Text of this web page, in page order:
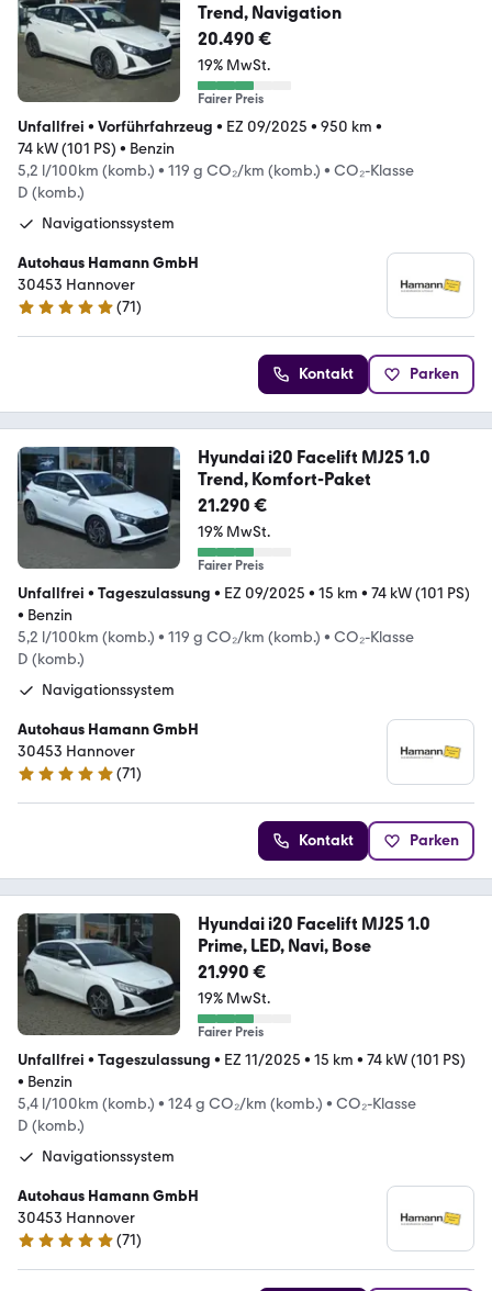
Trend, Navigation
20.490 €
19% MwSt.
Fairer Preis
Unfallfrei • Vorführfahrzeug • EZ 09/2025 • 950 km •
74 kW (101 PS) • Benzin
5,2 l/100km (komb.) • 119 g CO₂/km (komb.) • CO₂-Klasse
D (komb.)
Navigationssystem
Autohaus Hamann GmbH
30453 Hannover
5 Sterne
(71)
Kontakt Parken
Hyundai i20 Facelift MJ25 1.0
Trend, Komfort-Paket
21.290 €
19% MwSt.
Fairer Preis
Unfallfrei • Tageszulassung • EZ 09/2025 • 15 km • 74 kW (101 PS)
• Benzin
5,2 l/100km (komb.) • 119 g CO₂/km (komb.) • CO₂-Klasse
D (komb.)
Navigationssystem
Autohaus Hamann GmbH
30453 Hannover
5 Sterne
(71)
Kontakt Parken
Hyundai i20 Facelift MJ25 1.0
Prime, LED, Navi, Bose
21.990 €
19% MwSt.
Fairer Preis
Unfallfrei • Tageszulassung • EZ 11/2025 • 15 km • 74 kW (101 PS)
• Benzin
5,4 l/100km (komb.) • 124 g CO₂/km (komb.) • CO₂-Klasse
D (komb.)
Navigationssystem
Autohaus Hamann GmbH
30453 Hannover
5 Sterne
(71)